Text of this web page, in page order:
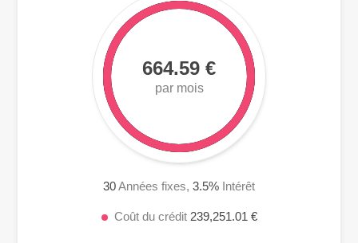
664.59 €
par mois
30Années fixes, 3.5% Intérêt
Coût du crédit 239,251.01 €